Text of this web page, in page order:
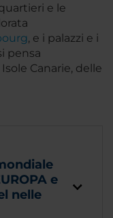
e le
, e i palazzi e i
pensa
Canarie, delle
e
nelle